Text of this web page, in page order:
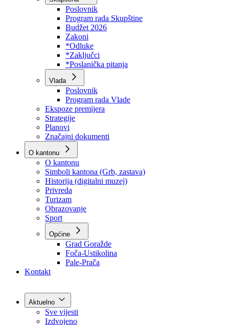
Dokumenti
Skupština
Poslovnik
Program rada Skupštine
Budžet 2026
Zakoni
*Odluke
*Zaključci
*Poslanička pitanja
Vlada
Poslovnik
Program rada Vlade
Ekspoze premijera
Strategije
Planovi
Značajni dokumenti
O kantonu
O kantonu
Simboli kantona (Grb, zastava)
Historija (digitalni muzej)
Privreda
Turizam
Obrazovanje
Sport
Općine
Kontakt